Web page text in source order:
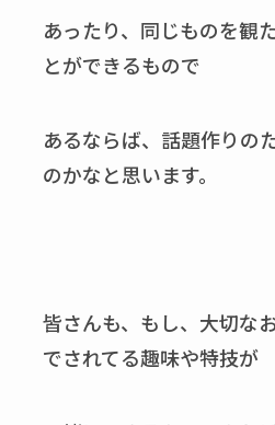
あったり、同じものを観
とができるもので
あるならば、話題作りの
のかなと思います。
皆さんも、もし、大切な
でされてる趣味や特技が